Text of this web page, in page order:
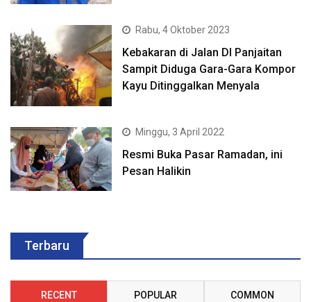
Rabu, 4 Oktober 2023
Kebakaran di Jalan DI Panjaitan
Sampit Diduga Gara-Gara Kompor
Kayu Ditinggalkan Menyala
Minggu, 3 April 2022
Resmi Buka Pasar Ramadan, ini
Pesan Halikin
Terbaru
RECENT POPULAR COMMON